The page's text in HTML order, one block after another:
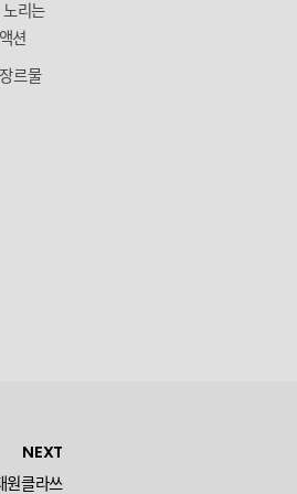
리는
션
르물
NEXT
원클라쓰